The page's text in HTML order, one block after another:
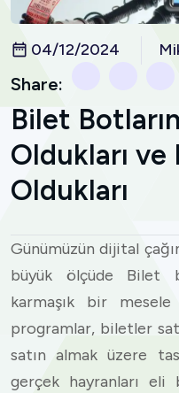
04/12/2024
Share:
Bilet
Oldukları
Oldukları
Günümüzün dijital
büyük ölçüde Bilet
karmaşık bir
programlar, biletler
satın almak üzere
gerçek hayranları eli